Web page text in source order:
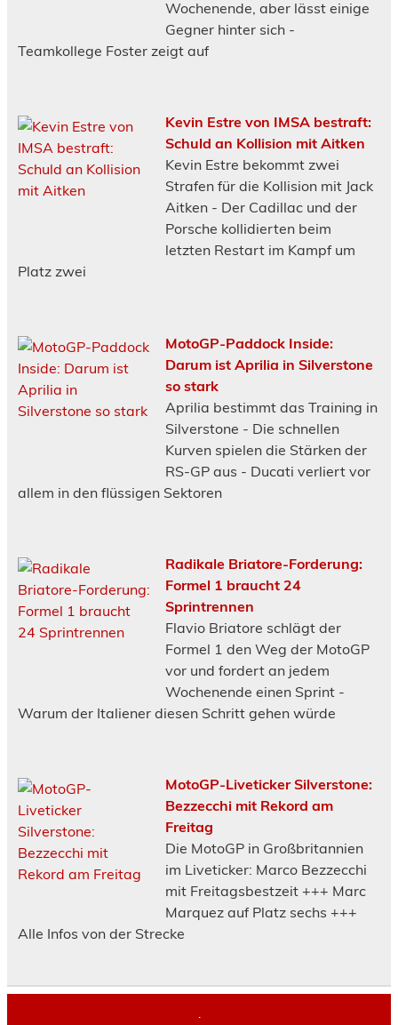
Wochenende, aber lässt einige
Gegner hinter sich -
Teamkollege Foster zeigt auf
Kevin Estre von IMSA bestraft:
Schuld an Kollision mit Aitken
Kevin Estre bekommt zwei
Strafen für die Kollision mit Jack
Aitken - Der Cadillac und der
Porsche kollidierten beim
letzten Restart im Kampf um
Platz zwei
MotoGP-Paddock Inside:
Darum ist Aprilia in Silverstone
so stark
Aprilia bestimmt das Training in
Silverstone - Die schnellen
Kurven spielen die Stärken der
RS-GP aus - Ducati verliert vor
allem in den flüssigen Sektoren
Radikale Briatore-Forderung:
Formel 1 braucht 24
Sprintrennen
Flavio Briatore schlägt der
Formel 1 den Weg der MotoGP
vor und fordert an jedem
Wochenende einen Sprint -
Warum der Italiener diesen Schritt gehen würde
MotoGP-Liveticker Silverstone:
Bezzecchi mit Rekord am
Freitag
Die MotoGP in Großbritannien
im Liveticker: Marco Bezzecchi
mit Freitagsbestzeit +++ Marc
Marquez auf Platz sechs +++
Alle Infos von der Strecke
.